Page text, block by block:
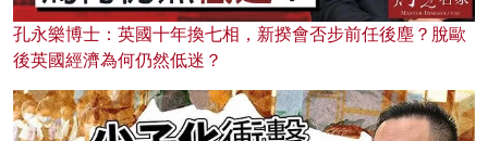
孔永樂博士：英國十年換七相，新揆會否步前任後塵？脫歐
後英國經濟為何仍然低迷？